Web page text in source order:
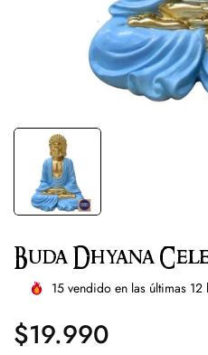
Buda Dhyana
15 vendido en las últimas 12
Precio
regular
$19.990